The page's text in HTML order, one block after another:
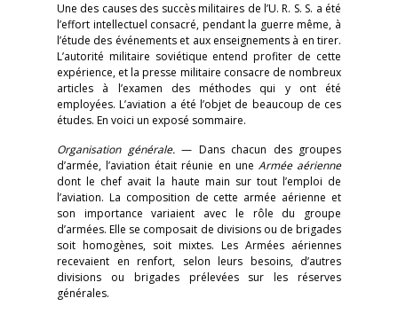
Une des causes des succès militaires de l’U. R. S. S. a été
l’effort intellectuel consacré, pendant la guerre même, à
l’étude des événements et aux enseignements à en tirer.
L’autorité militaire soviétique entend profiter de cette
expérience, et la presse militaire consacre de nombreux
articles à l’examen des méthodes qui y ont été
employées. L’aviation a été l’objet de beaucoup de ces
études. En voici un exposé sommaire.
Organisation générale. — Dans chacun des groupes
d’armée, l’aviation était réunie en une Armée aérienne
dont le chef avait la haute main sur tout l’emploi de
l’aviation. La composition de cette armée aérienne et
son importance variaient avec le rôle du groupe
d’armées. Elle se composait de divisions ou de brigades
soit homogènes, soit mixtes. Les Armées aériennes
recevaient en renfort, selon leurs besoins, d’autres
divisions ou brigades prélevées sur les réserves
générales.